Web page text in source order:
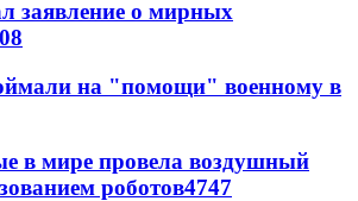
заявление о мирных
на "помощи" военному в
в мире провела воздушный
роботов4747